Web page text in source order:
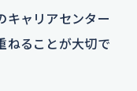
キャリアセンター
ねることが大切で